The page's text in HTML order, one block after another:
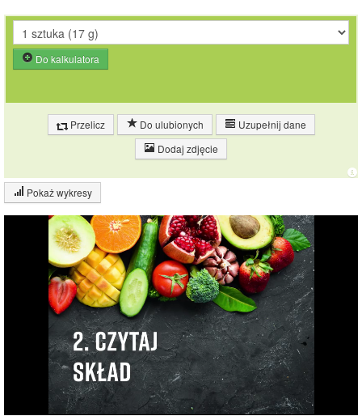
Do kalkulatora
Przelicz Do ulubionych
Uzupełnij dane
Dodaj zdjęcie
Pokaż wykresy
Wykres składu produktu
Białko (8%)
Tłuszcz (6%)
Węglowodany
(38%)
Pozostałe (49%)
37.6%
Wykres źródeł energii produktu